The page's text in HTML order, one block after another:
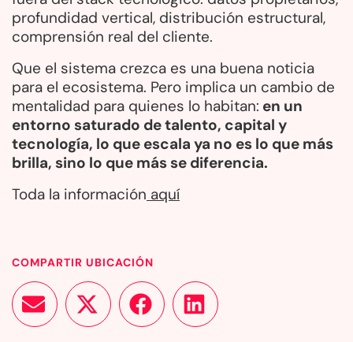
profundidad vertical, distribución estructural,
comprensión real del cliente.
Que el sistema crezca es una buena noticia
para el ecosistema. Pero implica un cambio de
mentalidad para quienes lo habitan: en un
entorno saturado de talento, capital y
tecnología, lo que escala ya no es lo que más
brilla, sino lo que más se diferencia.
Toda la información aquí
COMPARTIR UBICACIÓN